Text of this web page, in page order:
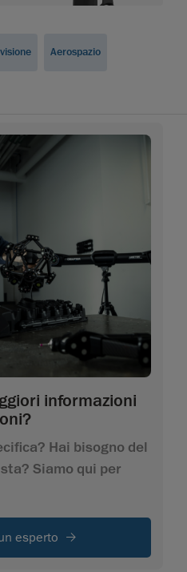
Aerospazio
informazioni
Hai bisogno del
Siamo qui per
esperto